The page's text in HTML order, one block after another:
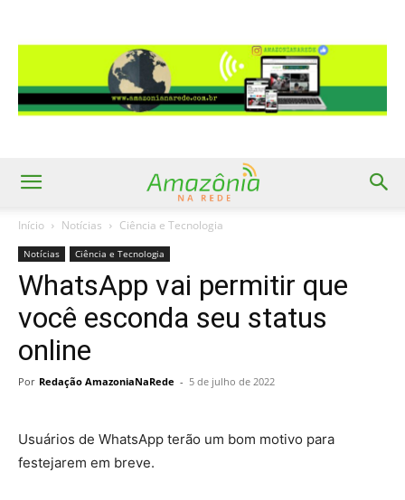
Início Notícias Ciência e Tecnologia
Notícias Ciência e Tecnologia
WhatsApp vai permitir que
você esconda seu status
online
Por Redação AmazoniaNaRede - 5 de julho de 2022
Usuários de WhatsApp terão um bom motivo para
festejarem em breve.